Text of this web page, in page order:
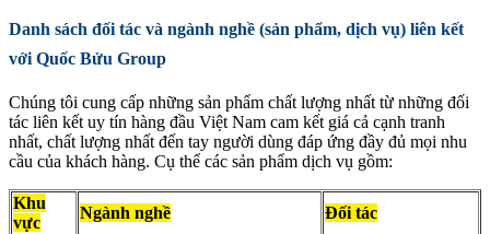
Danh sách đối tác và ngành nghề (sản phẩm, dịch vụ) liên kết
với Quốc Bửu Group
Chúng tôi cung cấp những sản phẩm chất lượng nhất từ những đối
tác liên kết uy tín hàng đầu Việt Nam cam kết giá cả cạnh tranh
nhất, chất lượng nhất đến tay người dùng đáp ứng đầy đủ mọi nhu
cầu của khách hàng. Cụ thể các sản phẩm dịch vụ gồm:
Khu
vực
Ngành nghề
Đối tác